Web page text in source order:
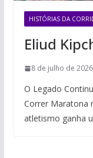
HISTÓRIAS DA
Eliud
8 de julho de 2026
O Legado
Correr Maratona
atletismo ganha